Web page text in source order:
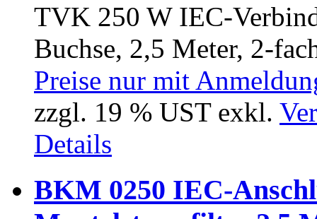
TVK 250 W IEC-
Buchse, 2,5 Meter, 2-
Preise nur mit
zzgl. 19 % UST exkl.
Details
BKM 0250 IEC-